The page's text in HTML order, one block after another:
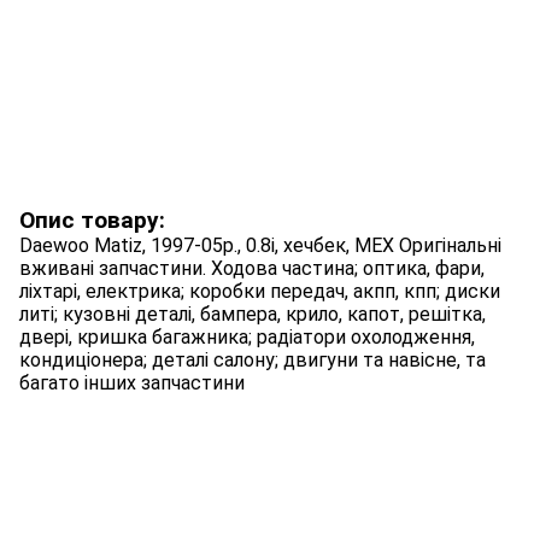
Опис товару:
Daewoo Matiz, 1997-05p., 0.8i, хечбек, МЕХ Оригінальні
вживані запчастини. Ходова частина; оптика, фари,
ліхтарі, електрика; коробки передач, акпп, кпп; диски
литі; кузовні деталі, бампера, крило, капот, решітка,
двері, кришка багажника; радіатори охолодження,
кондиціонера; деталі салону; двигуни та навісне, та
багато інших запчастини